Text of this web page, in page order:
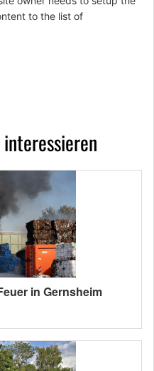
to the list of
in Gernsheim